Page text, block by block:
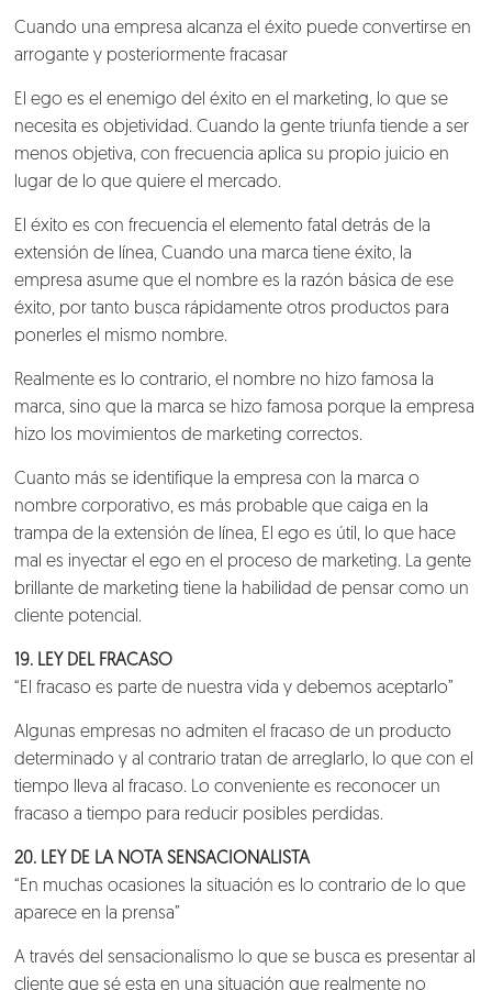
Cuando una empresa alcanza el éxito puede convertirse en
arrogante y posteriormente fracasar
El ego es el enemigo del éxito en el marketing, lo que se
necesita es objetividad. Cuando la gente triunfa tiende a ser
menos objetiva, con frecuencia aplica su propio juicio en
lugar de lo que quiere el mercado.
El éxito es con frecuencia el elemento fatal detrás de la
extensión de línea, Cuando una marca tiene éxito, la
empresa asume que el nombre es la razón básica de ese
éxito, por tanto busca rápidamente otros productos para
ponerles el mismo nombre.
Realmente es lo contrario, el nombre no hizo famosa la
marca, sino que la marca se hizo famosa porque la empresa
hizo los movimientos de marketing correctos.
Cuanto más se identifique la empresa con la marca o
nombre corporativo, es más probable que caiga en la
trampa de la extensión de línea, El ego es útil, lo que hace
mal es inyectar el ego en el proceso de marketing. La gente
brillante de marketing tiene la habilidad de pensar como un
cliente potencial.
19. LEY DEL FRACASO
“El fracaso es parte de nuestra vida y debemos aceptarlo”
Algunas empresas no admiten el fracaso de un producto
determinado y al contrario tratan de arreglarlo, lo que con el
tiempo lleva al fracaso. Lo conveniente es reconocer un
fracaso a tiempo para reducir posibles perdidas.
20. LEY DE LA NOTA SENSACIONALISTA
“En muchas ocasiones la situación es lo contrario de lo que
aparece en la prensa”
A través del sensacionalismo lo que se busca es presentar al
cliente que sé esta en una situación que realmente no